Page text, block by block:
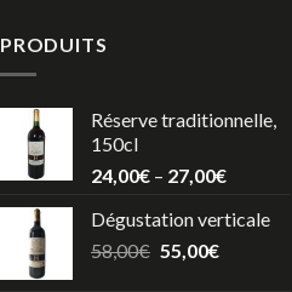
PRODUITS
Réserve traditionnelle,
150cl
24,00€ – 27,00€
Dégustation verticale
58,00€ 55,00€